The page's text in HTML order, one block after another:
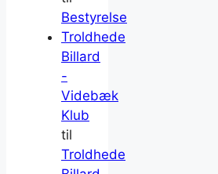
Bestyrelse
Troldhede
Billard
-
Videbæk
Klub
til
Troldhede